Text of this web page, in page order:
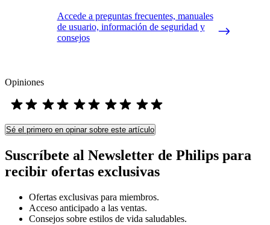
Accede a preguntas frecuentes, manuales
de usuario, información de seguridad y
consejos
Opiniones
Sé el primero en opinar sobre este artículo
Suscríbete al Newsletter de Philips para
recibir ofertas exclusivas
Ofertas exclusivas para miembros.
Acceso anticipado a las ventas.
Consejos sobre estilos de vida saludables.